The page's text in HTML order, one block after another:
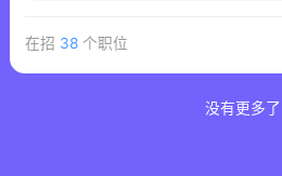
在招 38个职位
没有更多了